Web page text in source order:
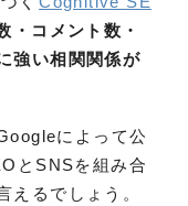
・コメント数・
強い相関関係が
によって公
とSNSを組み合
えるでしょう。